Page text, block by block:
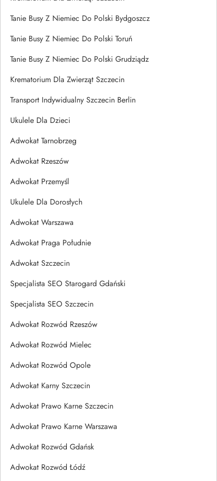
Tanie Busy Z Niemiec Do Polski Bydgoszcz
Tanie Busy Z Niemiec Do Polski Toruń
Tanie Busy Z Niemiec Do Polski Grudziądz
Krematorium Dla Zwierząt Szczecin
Transport Indywidualny Szczecin Berlin
Ukulele Dla Dzieci
Adwokat Tarnobrzeg
Adwokat Rzeszów
Adwokat Przemyśl
Ukulele Dla Dorosłych
Adwokat Warszawa
Adwokat Praga Południe
Adwokat Szczecin
Specjalista SEO Starogard Gdański
Specjalista SEO Szczecin
Adwokat Rozwód Rzeszów
Adwokat Rozwód Mielec
Adwokat Rozwód Opole
Adwokat Karny Szczecin
Adwokat Prawo Karne Szczecin
Adwokat Prawo Karne Warszawa
Adwokat Rozwód Gdańsk
Adwokat Rozwód Łódź